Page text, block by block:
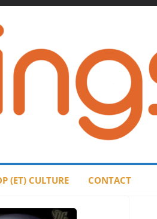
(ET) CULTURE CONTACT